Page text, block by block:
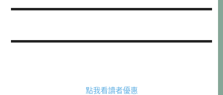
點我看讀者優惠